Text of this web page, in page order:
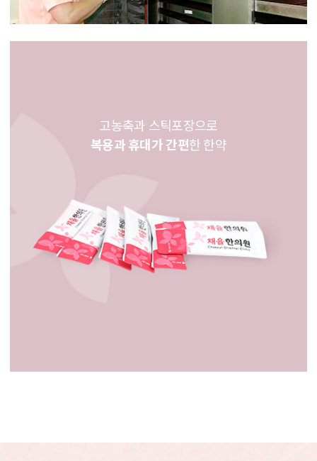
고농축과 스틱포장으로
복용과 휴대가 간편한 한약